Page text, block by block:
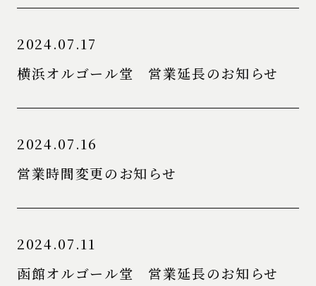
2024.07.17
横浜オルゴール堂 営業延長のお知らせ
2024.07.16
営業時間変更のお知らせ
2024.07.11
函館オルゴール堂 営業延長のお知らせ